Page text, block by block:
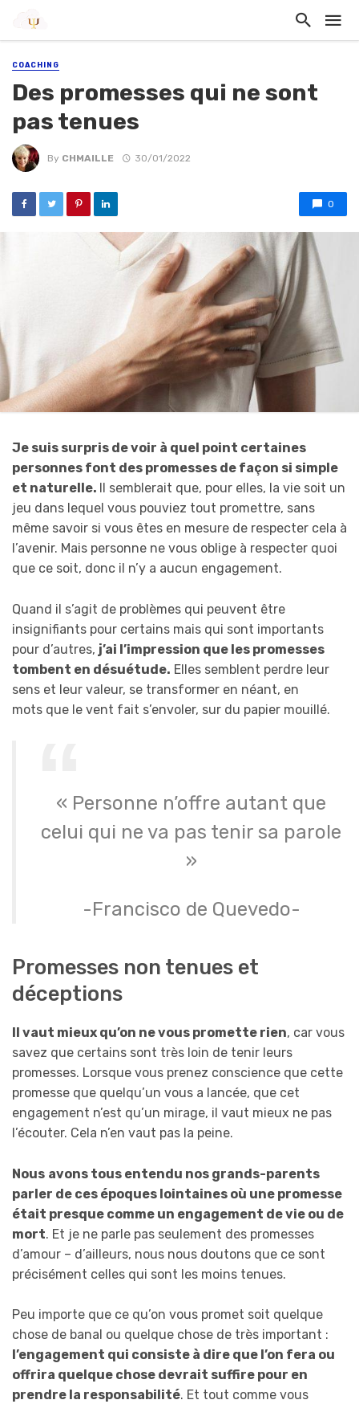
COACHING
Des promesses qui ne sont
pas tenues
By CHMAILLE 30/01/2022
0
Je suis surpris de voir à quel point certaines
personnes font des promesses de façon si simple
et naturelle.
Il semblerait que, pour elles, la vie soit un
jeu dans lequel vous pouviez tout promettre, sans
même savoir si vous êtes en mesure de respecter cela à
l’avenir. Mais personne ne vous oblige à respecter quoi
que ce soit, donc il n’y a aucun engagement.
Quand il s’agit de problèmes qui peuvent être
insignifiants pour certains mais qui sont importants
pour d’autres, j’ai l’impression que les promesses
tombent en désuétude. Elles semblent perdre leur
sens et leur valeur, se transformer en néant, en
mots que le vent fait s’envoler, sur du papier mouillé.
« Personne n’offre autant que
celui qui ne va pas tenir sa parole
»
-Francisco de Quevedo-
Promesses non tenues et
déceptions
Il vaut mieux qu’on ne vous promette rien, car vous
savez que certains sont très loin de tenir leurs
promesses. Lorsque vous prenez conscience que cette
promesse que quelqu’un vous a lancée, que cet
engagement n’est qu’un mirage, il vaut mieux ne pas
l’écouter. Cela n’en vaut pas la peine.
Nous avons tous entendu nos grands-parents
parler de ces époques lointaines où une promesse
était presque comme un engagement de vie ou de
mort. Et je ne parle pas seulement des promesses
d’amour – d’ailleurs, nous nous doutons que ce sont
précisément celles qui sont les moins tenues.
Peu importe que ce qu’on vous promet soit quelque
chose de banal ou quelque chose de très important :
l’engagement qui consiste à dire que l’on fera ou
offrira quelque chose devrait suffire pour en
prendre la responsabilité. Et tout comme vous